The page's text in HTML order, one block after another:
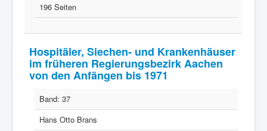
196 Seiten
Hospitäler, Siechen- und Krankenhäuser
im früheren Regierungsbezirk Aachen
von den Anfängen bis 1971
Band: 37
Hans Otto Brans